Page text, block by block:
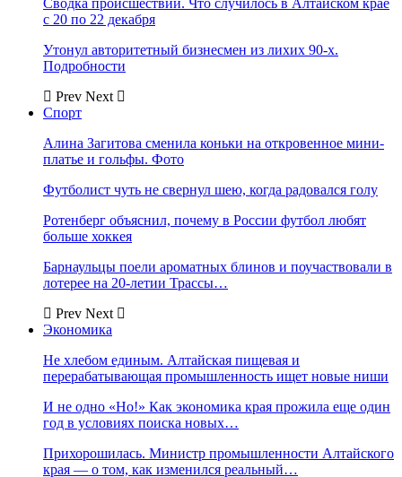
Сводка происшествий. Что случилось в Алтайском крае
с 20 по 22 декабря
Утонул авторитетный бизнесмен из лихих 90-х.
Подробности
Prev Next
Спорт
Алина Загитова сменила коньки на откровенное мини-
платье и гольфы. Фото
Футболист чуть не свернул шею, когда радовался голу
Ротенберг объяснил, почему в России футбол любят
больше хоккея
Барнаульцы поели ароматных блинов и поучаствовали в
лотерее на 20-летии Трассы…
Prev Next
Экономика
Не хлебом единым. Алтайская пищевая и
перерабатывающая промышленность ищет новые ниши
И не одно «Но!» Как экономика края прожила еще один
год в условиях поиска новых…
Прихорошилась. Министр промышленности Алтайского
края — о том, как изменился реальный…